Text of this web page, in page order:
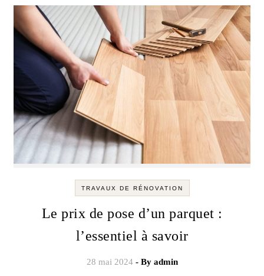
TRAVAUX DE RÉNOVATION
Le prix de pose d’un parquet :
l’essentiel à savoir
28 mai 2024 - By admin